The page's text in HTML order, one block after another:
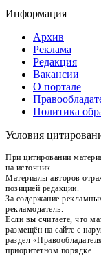
Информация
Архив
Реклама
Редакция
Вакансии
О портале
Политика
Условия
При цитировании
на источник.
Материалы авторов
позицией редакции.
За содержание
рекламодатель.
Если вы считаете, что
размещён на сайте с
раздел
приоритетном порядке.